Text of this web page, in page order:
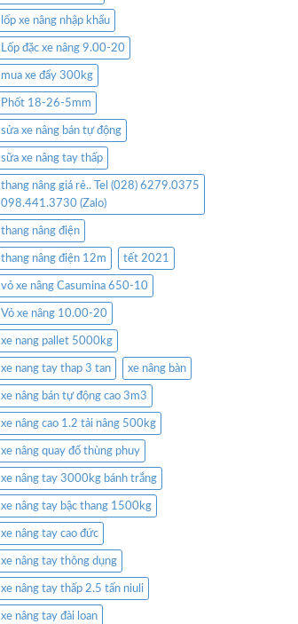
lốp xe nâng nhập khẩu
Lốp đặc xe nâng 9.00-20
mua xe đẩy 300kg
Phốt 18-26-5mm
sửa xe nâng bán tự động
sữa xe nâng tay thấp
thang nâng giá rẻ.. Tel (028) 6279.0375
098.441.3730 (Zalo)
thang nâng điện
thang nâng điện 12m tết 2021
vỏ xe nâng Casumina 650-10
Vỏ xe nâng 10.00-20
xe nang pallet 5000kg
xe nang tay thap 3 tan xe nâng bàn
xe nâng bán tự động cao 3m3
xe nâng cao 1.2 tải nâng 500kg
xe nâng quay đổ thùng phuy
xe nâng tay 3000kg bánh trắng
xe nâng tay bậc thang 1500kg
xe nâng tay cao đức
xe nâng tay thông dụng
xe nâng tay thấp 2.5 tấn niuli
xe nâng tay đài loan